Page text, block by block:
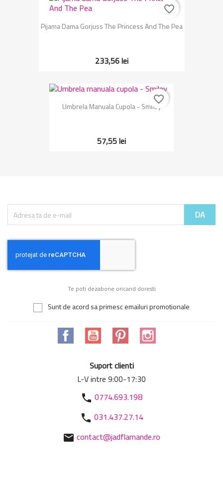
Pijama Dama Gorjuss The Princess And The Pea
233,56 lei
favorite_border
Umbrela Manuala Cupola - Smiley
57,55 lei
favorite_border
Te poti dezabone oricand doresti
Sunt de acord sa primesc emailuri promotionale
Facebook YouTube Pinterest
Suport clienti
L-V intre 9:00-17:30
phone 0774.693.198
phone 031.437.27.14
mail contact@jadflamande.ro